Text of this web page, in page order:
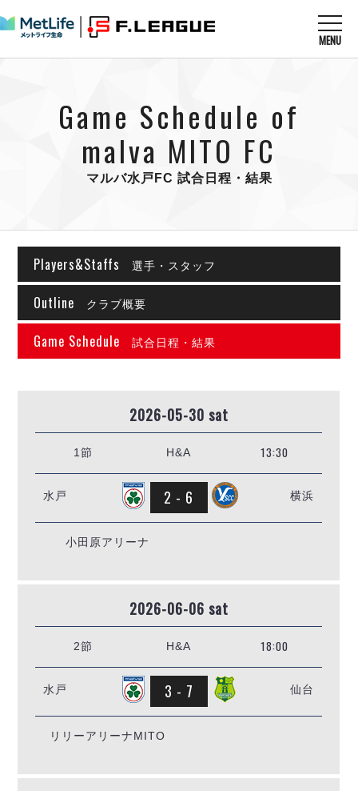
MENU
すべてのニュース
Ｆチャレンジリーグ
チケット
メディア情報
フットサル日本代表
その他
試合を観る MATCHES
メットライフ生命Ｆ１リーグ
戦績表
警告・退場・出場停止選手
個人ランキング｜ゴール
個人ランキング｜シュート
個人ランキング｜シュート成功率
メットライフ生命Ｆ２リーグ
順位表
戦績表
警告・退場・出場停止選手
個人ランキング｜ゴール
個人ランキング｜第2PK
メットライフ生命Ｆリーグカップ 2026
試合日程・結果
アリーナ情報
クラブを知る CLUB
メットライフ生命Ｆ１リーグ
エスポラーダ北海道
バルドラール浦安
フウガドールすみだ
しながわシティ
立川アスレティックFC
名古屋オーシャンズ
ボルクバレット北九州
メットライフ生命Ｆ２リーグ
Y．S．C．C．横浜
ヴィンセドール白山
アグレミーナ浜松
デウソン神戸
ポルセイド浜田
チケットを買う
アリーナ情報 ARENA
リーグ概要 ABOUT US
日本フットサルリーグについて
大会概要
リーグ要項
アリーナ観戦マナー&ルール
ARCHIVE
過去の試合記録
ディビジョン1 試合記録
ディビジョン2 試合記録
Ｆリーグカップ 試合記録
ハットトリック
選手の通算記録（Ｆ１）
プロジェクト PROJECT
DIVISION
DIVISION02
Game Schedule of
malva MITO FC
マルバ水戸FC 試合日程・結果
Players&Staffs 選手・スタッフ
Outline クラブ概要
Game Schedule 試合日程・結果
2026-05-30 sat
1節 H&A 13:30
水戸 2 - 6 横浜
小田原アリーナ
2026-06-06 sat
2節 H&A 18:00
水戸 3 - 7 仙台
リリーアリーナMITO